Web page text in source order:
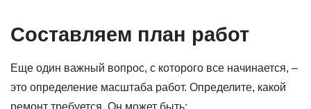
Составляем план работ
Еще один важный вопрос, с которого все начинается, –
это определение масштаба работ. Определите, какой
ремонт требуется. Он может быть: